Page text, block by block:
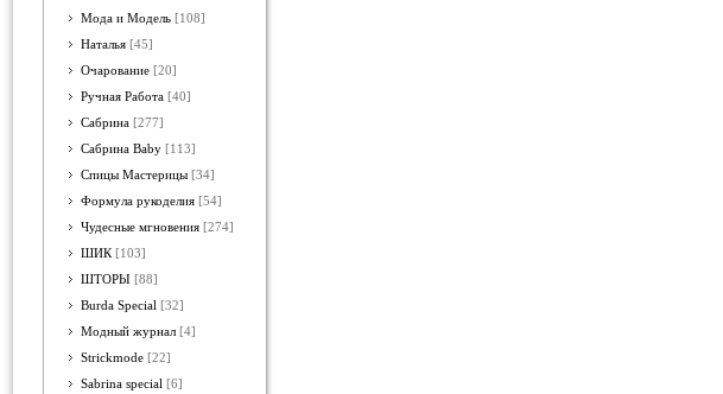
Мода и Модель [108]
Наталья [45]
Очарование [20]
Ручная Работа [40]
Сабрина [277]
Сабрина Baby [113]
Спицы Мастерицы [34]
Формула рукоделия [54]
Чудесные мгновения [274]
ШИК [103]
ШТОРЫ [88]
Burda Special [32]
Модный журнал [4]
Strickmode [22]
Sabrina special [6]